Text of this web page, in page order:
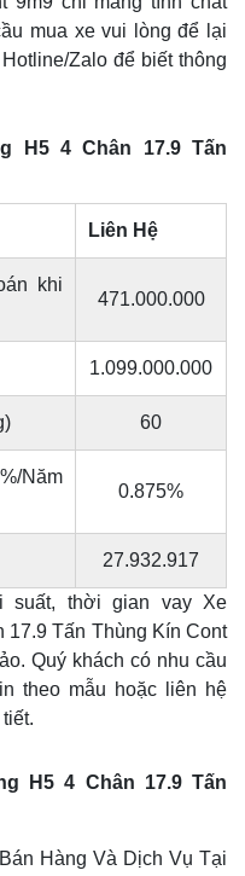
mua xe vui lòng để lại
Zalo để biết thông
H5 4 Chân 17.9 Tấn
Liên Hệ
khi
471.000.000
1.099.000.000
60
Năm
0.875%
27.932.917
suất, thời gian vay Xe
17.9 Tấn Thùng Kín Cont
Quý khách có nhu cầu
theo mẫu hoặc liên hệ
H5 4 Chân 17.9 Tấn
Hàng Và Dịch Vụ Tại